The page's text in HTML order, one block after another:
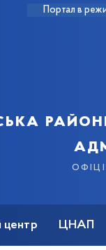
Портал в
центр ЦНАП